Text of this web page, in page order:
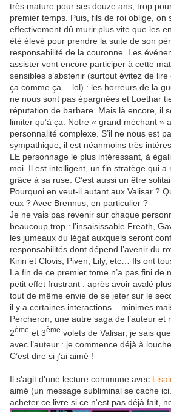
très mature pour ses douze ans, trop
premier temps. Puis, fils de roi oblige, on
effectivement dû murir plus vite que les
été élevé pour prendre la suite de son
responsabilité de la couronne. Les
assister vont encore participer à cette
sensibles s’abstenir (surtout évitez de
ça comme ça… lol) : les horreurs de la
ne nous sont pas épargnées et Loethar
réputation de barbare. Mais là encore, il
limiter qu’à ça. Notre « grand méchant »
personnalité complexe. S’il ne nous est
sympathique, il est néanmoins très
LE personnage le plus intéressant, à
moi. Il est intelligent, un fin stratège qui a
grâce à sa ruse. C’est aussi un être
Pourquoi en veut-il autant aux Valisar ?
eux ? Avec Brennus, en particulier ?
Je ne vais pas revenir sur chaque
beaucoup trop : l’insaisissable Freath,
les jumeaux du légat auxquels seront
responsabilités dont dépend l’avenir du
Kirin et Clovis, Piven, Lily, etc… Ils ont
La fin de ce premier tome n’a pas fini de
petit effet frustrant : après avoir avalé
tout de même envie de se jeter sur le
il y a certaines interactions – minimes
Percheron, une autre saga de l’auteur et
2ème et 3ème volets de Valisar, je sais
avec l’auteur : je commence déjà à
C’est dire si j’ai aimé !
Il s'agit d'une lecture commune avec
aimé (un message subliminal se cache
acheter ce livre si ce n'est pas déjà fait,